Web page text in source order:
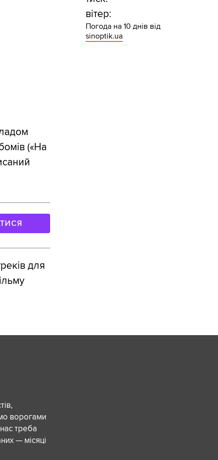
(«На
для
ворогами
треба
— місяці
вітер:
Погода на 10 днів від
sinoptik.ua